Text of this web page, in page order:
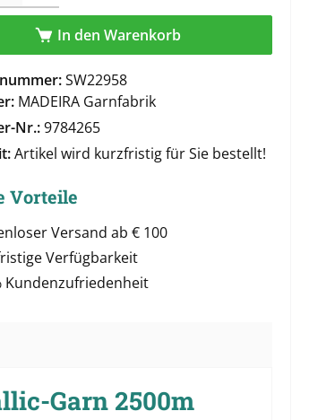
In den Warenkorb
SW22958
MADEIRA Garnfabrik
Nr.:9784265
Artikel wird kurzfristig für Sie bestellt!
Vorteile
Versand ab € 100
Verfügbarkeit
Kundenzufriedenheit
Garn 2500m